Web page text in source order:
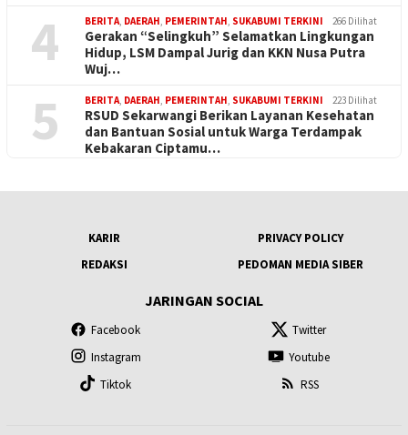
4 BERITA, DAERAH, PEMERINTAH, SUKABUMI TERKINI 266 Dilihat
Gerakan “Selingkuh” Selamatkan Lingkungan
Hidup, LSM Dampal Jurig dan KKN Nusa Putra
Wuj…
5 BERITA, DAERAH, PEMERINTAH, SUKABUMI TERKINI 223 Dilihat
RSUD Sekarwangi Berikan Layanan Kesehatan
dan Bantuan Sosial untuk Warga Terdampak
Kebakaran Ciptamu…
KARIR
PRIVACY POLICY
REDAKSI
PEDOMAN MEDIA SIBER
JARINGAN SOCIAL
Facebook
Twitter
Instagram
Youtube
Tiktok
RSS